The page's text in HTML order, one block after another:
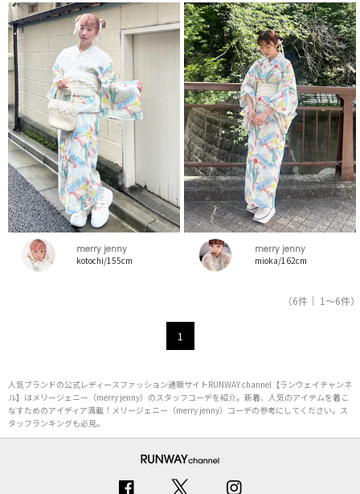
merry jenny
kotochi/155cm
merry jenny
mioka/162cm
（6件｜ 1～6件）
1
人気ブランドの公式レディースファッション通販サイトRUNWAY channel【ランウェイチャンネ
ル】はメリージェニー（merry jenny）のスタッフコーデを紹介。新着、人気のアイテムを着こ
なすためのアイディア満載！メリージェニー（merry jenny）コーデの参考にしてください。ス
タッフランキングも必見。